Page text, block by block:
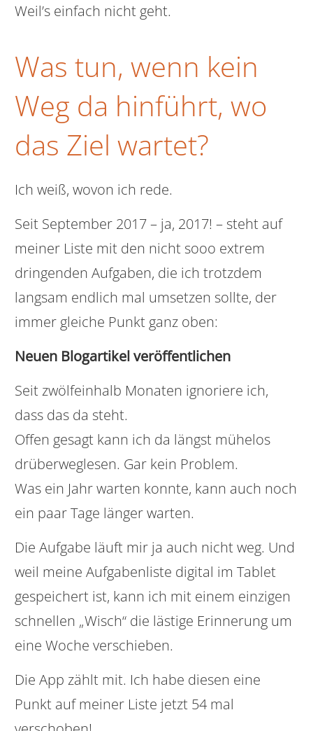
Weil’s einfach nicht geht.
Was tun, wenn kein
Weg da hinführt, wo
das Ziel wartet?
Ich weiß, wovon ich rede.
Seit September 2017 – ja, 2017! – steht auf
meiner Liste mit den nicht sooo extrem
dringenden Aufgaben, die ich trotzdem
langsam endlich mal umsetzen sollte, der
immer gleiche Punkt ganz oben:
Neuen Blogartikel veröffentlichen
Seit zwölfeinhalb Monaten ignoriere ich,
dass das da steht.
Offen gesagt kann ich da längst mühelos
drüberweglesen. Gar kein Problem.
Was ein Jahr warten konnte, kann auch noch
ein paar Tage länger warten.
Die Aufgabe läuft mir ja auch nicht weg. Und
weil meine Aufgabenliste digital im Tablet
gespeichert ist, kann ich mit einem einzigen
schnellen „Wisch“ die lästige Erinnerung um
eine Woche verschieben.
Die App zählt mit. Ich habe diesen eine
Punkt auf meiner Liste jetzt 54 mal